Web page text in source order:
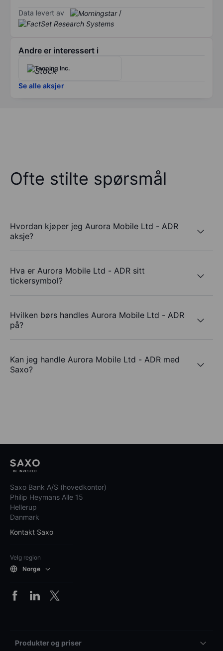
Data levert av /
Andre er interessert i
Taoping Inc.
Se alle aksjer
Ofte stilte spørsmål
Hvordan kjøper jeg Aurora Mobile Ltd - ADR
aksje?
Hva er Aurora Mobile Ltd - ADR sitt
tickersymbol?
Hvilken børs handles Aurora Mobile Ltd - ADR
på?
Kan jeg handle Aurora Mobile Ltd - ADR med
Saxo?
Saxo Bank A/S (hovedkontor)
Philip Heymans Alle 15
Hellerup
Danmark
Kontakt Saxo
Velg region
Norge
Produkter og priser